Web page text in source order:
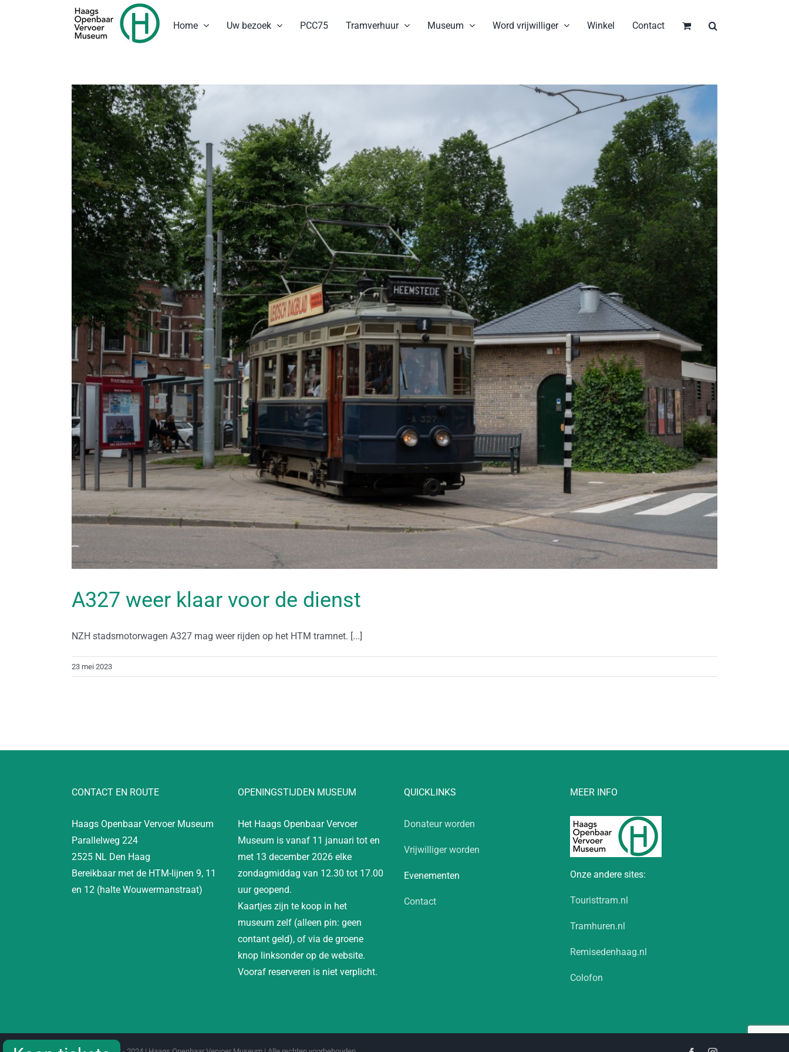
Home Uw bezoek PCC75 Tramverhuur Museum Word vrijwilliger Winkel Contact
A327 weer klaar voor de dienst
NZH stadsmotorwagen A327 mag weer rijden op het HTM tramnet. [...]
23 mei 2023
CONTACT EN ROUTE
Haags Openbaar Vervoer Museum
Parallelweg 224
2525 NL Den Haag
Bereikbaar met de HTM-lijnen 9, 11
en 12 (halte Wouwermanstraat)
OPENINGSTIJDEN MUSEUM
Het Haags Openbaar Vervoer
Museum is vanaf 11 januari tot en
met 13 december 2026 elke
zondagmiddag van 12.30 tot 17.00
uur geopend.
Kaartjes zijn te koop in het
museum zelf (alleen pin: geen
contant geld), of via de groene
knop linksonder op de website.
Vooraf reserveren is niet verplicht.
QUICKLINKS
Donateur worden
Vrijwilliger worden
Evenementen
Contact
MEER INFO
Onze andere sites:
Touristtram.nl
Tramhuren.nl
Remisedenhaag.nl
Colofon